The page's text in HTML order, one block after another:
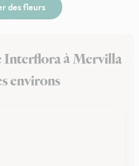
des fleurs
Interflora à Mervilla
environs